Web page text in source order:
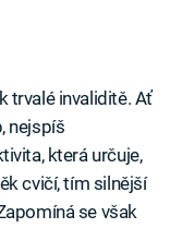
trvalé invaliditě. Ať
nejspíš
která určuje,
cvičí, tím silnější
se však